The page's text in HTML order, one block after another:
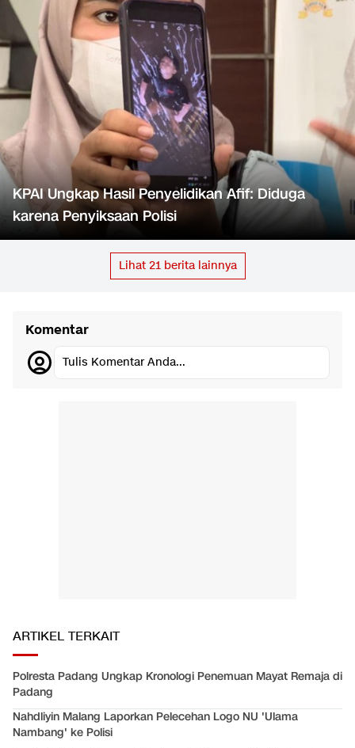
KPAI Ungkap Hasil Penyelidikan Afif: Diduga
karena Penyiksaan Polisi
Lihat 21berita lainnya
Komentar
Tulis Komentar Anda...
ARTIKEL TERKAIT
Polresta Padang Ungkap Kronologi Penemuan Mayat Remaja di
Padang
Nahdliyin Malang Laporkan Pelecehan Logo NU 'Ulama
Nambang' ke Polisi